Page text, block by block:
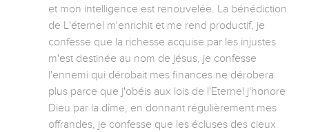
et mon intelligence est renouvelée. La bénédiction
de L'éternel m'enrichit et me rend productif, je
confesse que la richesse acquise par les injustes
m'est destinée au nom de jésus, je confesse
l'ennemi qui dérobait mes finances ne dérobera
plus parce que j'obéis aux lois de l'Eternel j'honore
Dieu par la dîme, en donnant régulièrement mes
offrandes, je confesse que les écluses des cieux